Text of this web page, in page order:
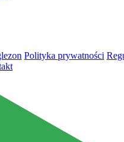
Polityka prywatności